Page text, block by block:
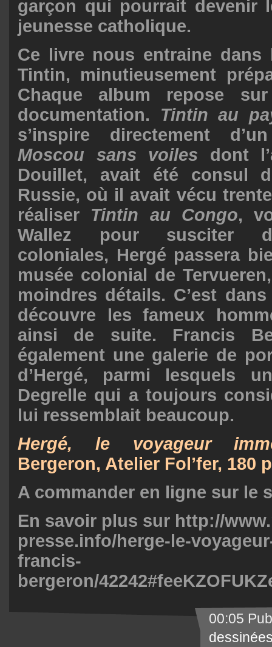
garçon qui pourrait devenir
jeunesse catholique.
Ce livre nous entraine dans
Tintin, minutieusement
Chaque album repose
documentation. Tintin au
s’inspire directement
Moscou sans voiles dont
Douillet, avait été consul
Russie, où il avait vécu
réaliser Tintin au Congo,
Wallez pour susciter
coloniales, Hergé passera
musée colonial de
moindres détails. C’est
découvre les fameux
ainsi de suite. Francis
également une galerie de
d’Hergé, parmi lesquels
Degrelle qui a toujours
lui ressemblait beaucoup.
Hergé, le voyageur
Bergeron, Atelier Fol’fer, 180
A commander en ligne sur le
En savoir plus sur http://
presse.info/herge-le-
francis-
bergeron/
00:05